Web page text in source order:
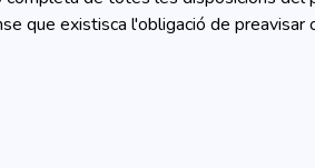
que existisca l'obligació de